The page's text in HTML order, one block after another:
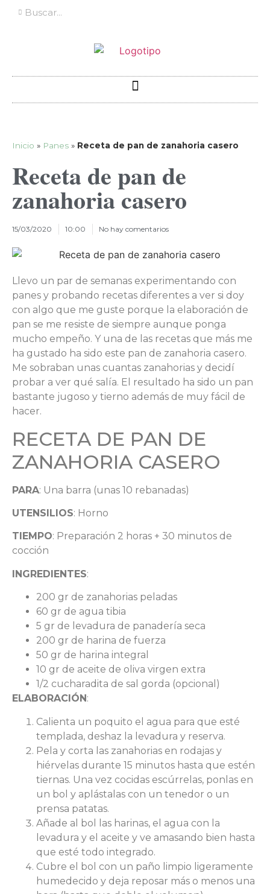
Inicio » Panes » Receta de pan de zanahoria casero
Receta de pan de
zanahoria casero
15/03/2020 10:00 No hay comentarios
Llevo un par de semanas experimentando con
panes y probando recetas diferentes a ver si doy
con algo que me guste porque la elaboración de
pan se me resiste de siempre aunque ponga
mucho empeño. Y una de las recetas que más me
ha gustado ha sido este pan de zanahoria casero.
Me sobraban unas cuantas zanahorias y decidí
probar a ver qué salía. El resultado ha sido un pan
bastante jugoso y tierno además de muy fácil de
hacer.
RECETA DE PAN DE
ZANAHORIA CASERO
PARA: Una barra (unas 10 rebanadas)
UTENSILIOS: Horno
TIEMPO: Preparación 2 horas + 30 minutos de
cocción
INGREDIENTES:
200 gr de zanahorias peladas
60 gr de agua tibia
5 gr de levadura de panadería seca
200 gr de harina de fuerza
50 gr de harina integral
10 gr de aceite de oliva virgen extra
1/2 cucharadita de sal gorda (opcional)
ELABORACIÓN :
Calienta un poquito el agua para que esté
templada, deshaz la levadura y reserva.
Pela y corta las zanahorias en rodajas y
hiérvelas durante 15 minutos hasta que estén
tiernas. Una vez cocidas escúrrelas, ponlas en
un bol y aplástalas con un tenedor o un
prensa patatas.
Añade al bol las harinas, el agua con la
levadura y el aceite y ve amasando bien hasta
que esté todo integrado.
Cubre el bol con un paño limpio ligeramente
humedecido y deja reposar más o menos una